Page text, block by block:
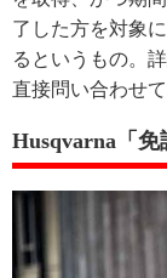
了した方を対象
るというもの。
直接問い合わせて
Husqvarna「